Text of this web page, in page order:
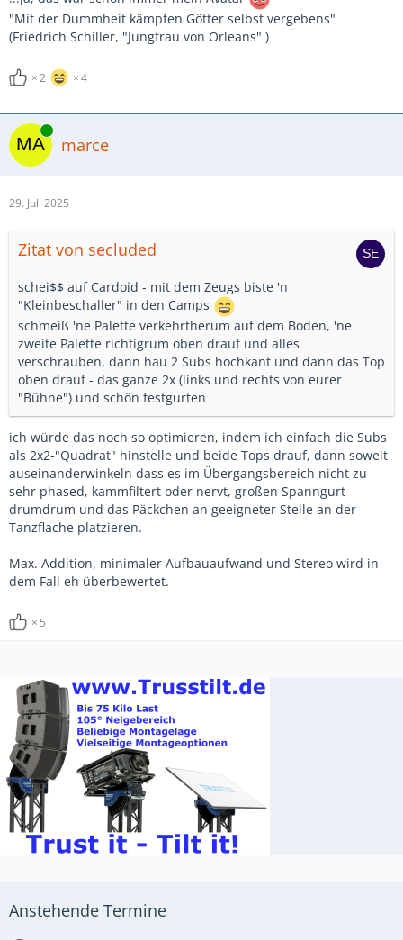
"Mit der Dummheit kämpfen Götter selbst vergebens"
(Friedrich Schiller, "Jungfrau von Orleans" )
2 4
Online
marce
29. Juli 2025
Zitat von secluded
schei$$ auf Cardoid - mit dem Zeugs biste 'n
"Kleinbeschaller" in den Camps
schmeiß 'ne Palette verkehrtherum auf dem Boden, 'ne
zweite Palette richtigrum oben drauf und alles
verschrauben, dann hau 2 Subs hochkant und dann das Top
oben drauf - das ganze 2x (links und rechts von eurer
"Bühne") und schön festgurten
ich würde das noch so optimieren, indem ich einfach die Subs
als 2x2-"Quadrat" hinstelle und beide Tops drauf, dann soweit
auseinanderwinkeln dass es im Übergangsbereich nicht zu
sehr phased, kammfiltert oder nervt, großen Spanngurt
drumdrum und das Päckchen an geeigneter Stelle an der
Tanzflache platzieren.
Max. Addition, minimaler Aufbauaufwand und Stereo wird in
dem Fall eh überbewertet.
5
Anstehende Termine